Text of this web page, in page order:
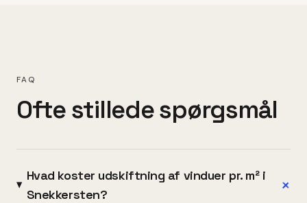
FAQ
Ofte stillede spørgsmål
Hvad koster udskiftning af vinduer pr. m² i
Snekkersten?
+